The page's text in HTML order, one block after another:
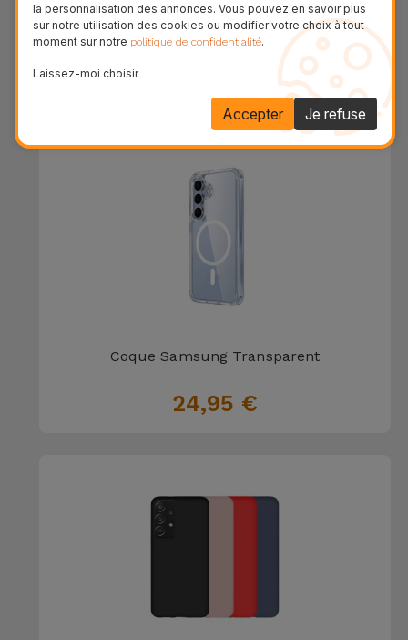
Coque Samsung Ultra Fine
Coque Samsung Transparent
24,95 €
la personnalisation des annonces. Vous pouvez en savoir plus
sur notre utilisation des cookies ou modifier votre choix à tout
moment sur notre politique de confidentialité.
Laissez-moi choisir
Je refuse
Accepter